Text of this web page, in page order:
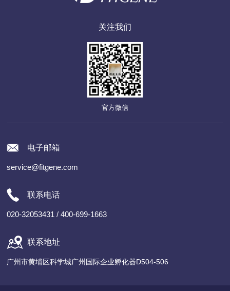
关注我们
官方微信
电子邮箱
service@fitgene.com
联系电话
020-32053431 / 400-699-1663
联系地址
广州市黄埔区科学城广州国际企业孵化器D504-506